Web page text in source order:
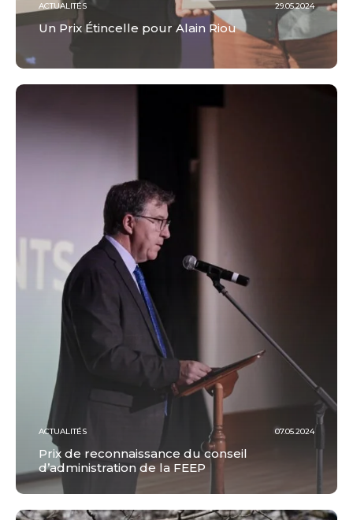
ACTUALITÉS 29.05.2024
Un Prix Étincelle pour Alain Riou
ACTUALITÉS 07.05.2024
Prix de reconnaissance du conseil
d’administration de la FEEP